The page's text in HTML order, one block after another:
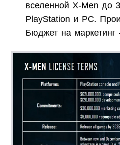
вселенной X-Men до
PlayStation и PC.
Бюджет на